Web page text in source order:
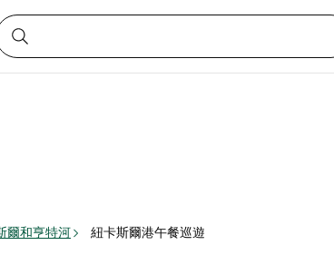
爾和亨特河 紐卡斯爾港午餐巡遊